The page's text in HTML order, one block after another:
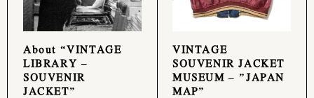
About “VINTAGE
LIBRARY –
SOUVENIR
JACKET”
VINTAGE
SOUVENIR JACKET
MUSEUM – ”JAPAN
MAP”